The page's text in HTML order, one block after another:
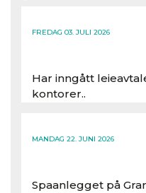
FREDAG 03. JULI 2026
Har inngått
kontorer..
MANDAG 22. JUNI 2026
Spaanlegget på